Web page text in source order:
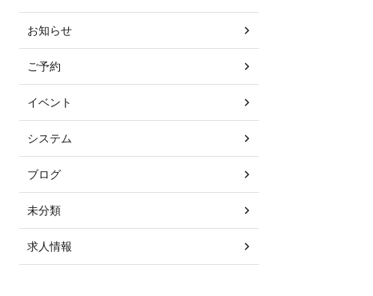
お知らせ
ご予約
イベント
システム
ブログ
未分類
求人情報